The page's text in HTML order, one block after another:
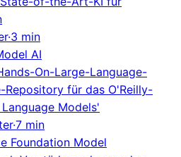
·3 min
AI
On-Large-Language-
für das O'Reilly-
Models'
·7 min
Foundation Model